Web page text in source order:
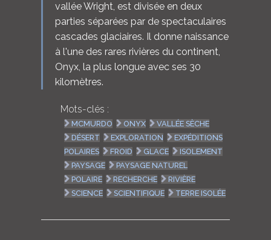
vallée Wright, est divisée en deux
parties séparées par de spectaculaires
cascades glaciaires. Il donne naissance
à l'une des rares rivières du continent,
Onyx, la plus longue avec ses 30
kilomètres.
Mots-clés :
MCMURDO ONYX
VALLÉE SÈCHE
DÉSERT
EXPLORATION
EXPÉDITIONS
POLAIRES
FROID GLACE
ISOLEMENT
PAYSAGE
PAYSAGE NATUREL
POLAIRE
RECHERCHE
RIVIÈRE
SCIENCE
SCIENTIFIQUE TERRE ISOLÉE